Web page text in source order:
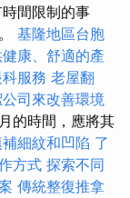
間限制的事
基隆地區台胞
康、舒適的產
服務 老屋翻
司來改善環境
的時間，應將其
細紋和凹陷 了
方式 探索不同
傳統整復推拿